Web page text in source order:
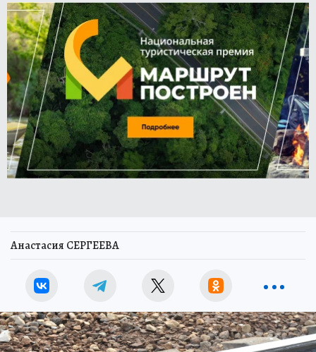
Анастасия СЕРГЕЕВА